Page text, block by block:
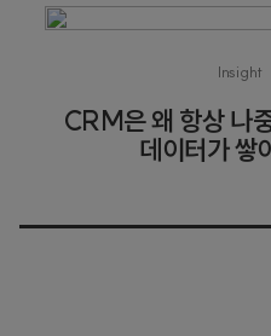
Insight
CRM은 왜 항상 나
데이터가 쌓